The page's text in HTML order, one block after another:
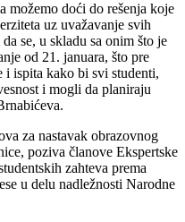
možemo doći do rešenja koje
uz uvažavanje svih
se, u skladu sa onim što je
od 21. januara, što pre
i ispita kako bi svi studenti,
i mogli da planiraju
za nastavak obrazovnog
poziva članove Ekspertske
zahteva prema
u delu nadležnosti Narodne